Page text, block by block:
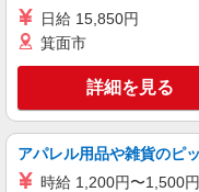
+゜ 入社
頂くと,
い・週
+゜・。
キープ
株式会社シエロ
【
日給 15,850円
箕面市
詳細を見る
アパレル用品や雑貨のピ
時給 1,200円〜1,500円